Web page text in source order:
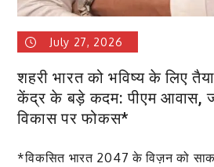
July 27, 2026
शहरी भारत को भविष्य के लिए
केंद्र के बड़े कदम: पीएम आवास,
विकास पर फोकस*
*विकसित भारत 2047 के विज़न को